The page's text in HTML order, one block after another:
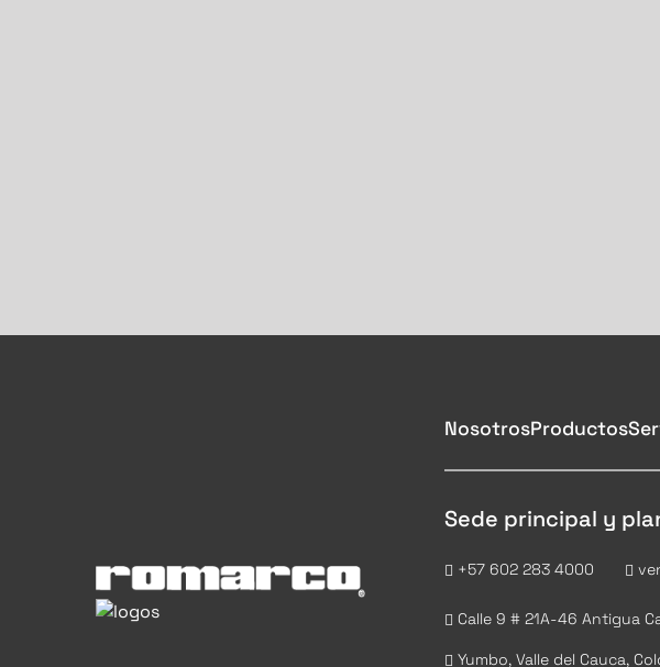
NosotrosProductos
Sede principal y
+57 602 283 4000
Calle 9 # 21A-46 Antigua
Yumbo, Valle del Cauca,